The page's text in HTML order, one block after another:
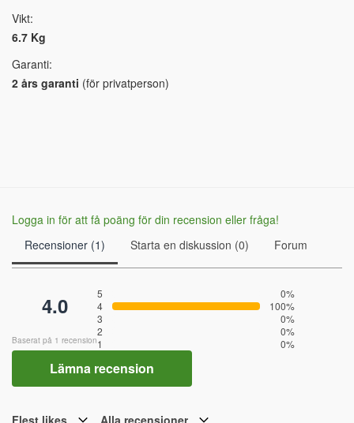
Vikt:
6.7 Kg
Garanti:
2 års garanti (för privatperson)
Logga in för att få poäng för din recension eller fråga!
Recensioner (1)
Starta en diskussion (0) Forum
4.0
Baserat på 1 recension
5
0%
4
100%
3
0%
2
0%
1
0%
Lämna recension
Flest likes Alla recensioner